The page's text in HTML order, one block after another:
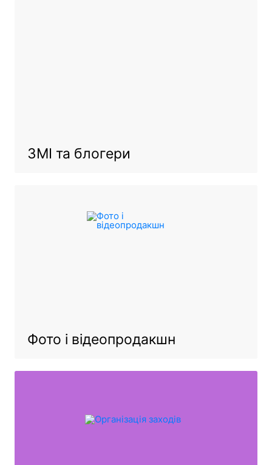
ЗМІ та блогери
Фото і відеопродакшн